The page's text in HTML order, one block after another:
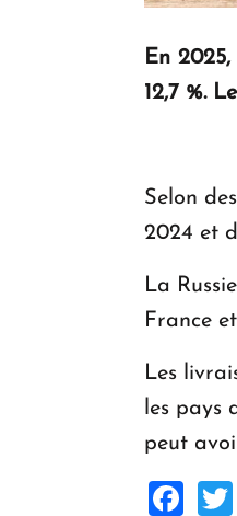
En
12,7 %.
Selon
2024 et
La
France
Les
les pays
peut